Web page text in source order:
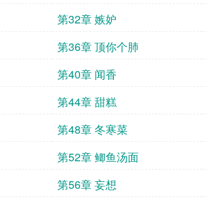
第32章 嫉妒
第36章 顶你个肺
第40章 闻香
第44章 甜糕
第48章 冬寒菜
第52章 鲫鱼汤面
第56章 妄想